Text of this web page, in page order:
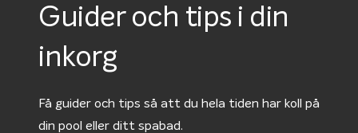
Guider och tips i din
inkorg
Få guider och tips så att du hela tiden har koll på
din pool eller ditt spabad.